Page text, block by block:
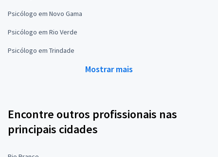
Psicólogo em Novo Gama
Psicólogo em Rio Verde
Psicólogo em Trindade
Mostrar mais
Encontre outros profissionais nas
principais cidades